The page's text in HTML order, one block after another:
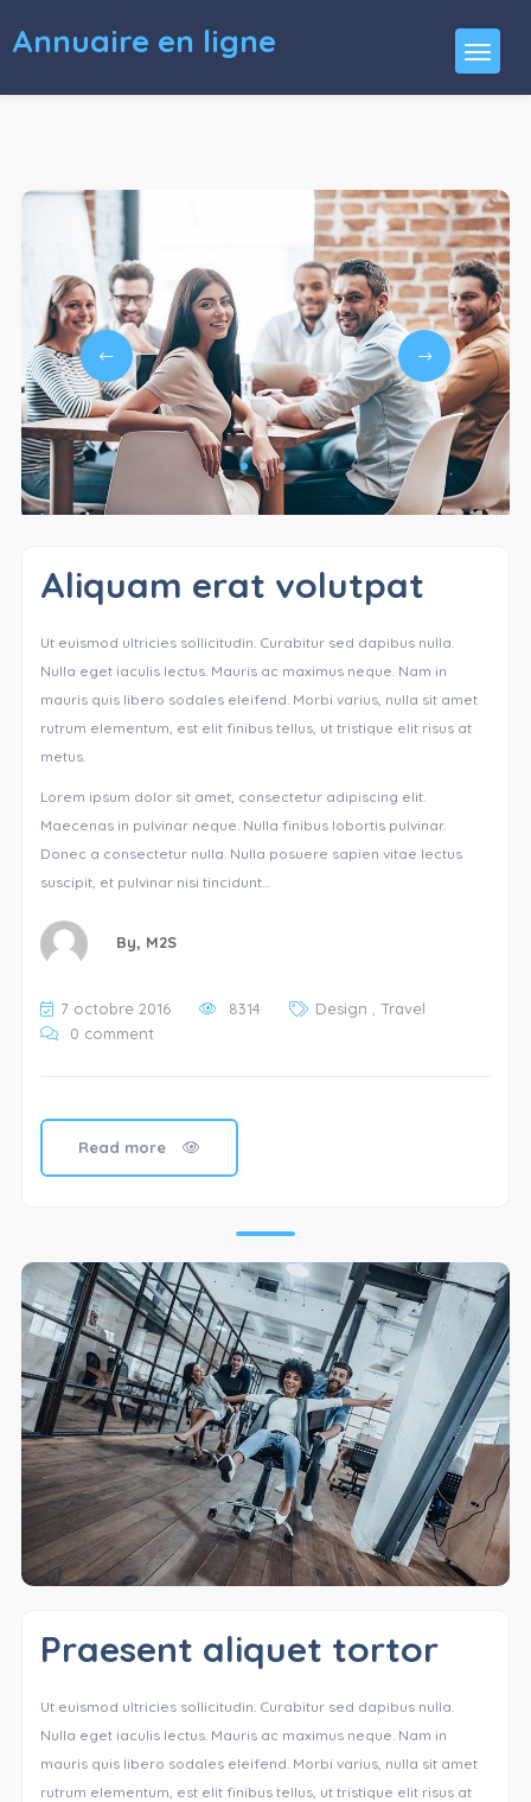
Annuaire en ligne
Aliquam erat volutpat
Ut euismod ultricies sollicitudin. Curabitur sed dapibus nulla.
Nulla eget iaculis lectus. Mauris ac maximus neque. Nam in
mauris quis libero sodales eleifend. Morbi varius, nulla sit amet
rutrum elementum, est elit finibus tellus, ut tristique elit risus at
metus.
Lorem ipsum dolor sit amet, consectetur adipiscing elit.
Maecenas in pulvinar neque. Nulla finibus lobortis pulvinar.
Donec a consectetur nulla. Nulla posuere sapien vitae lectus
suscipit, et pulvinar nisi tincidunt…
By, M2S
7 octobre 2016 8314 Design
Travel
0 comment
Read more
Praesent aliquet tortor
Ut euismod ultricies sollicitudin. Curabitur sed dapibus nulla.
Nulla eget iaculis lectus. Mauris ac maximus neque. Nam in
mauris quis libero sodales eleifend. Morbi varius, nulla sit amet
rutrum elementum, est elit finibus tellus, ut tristique elit risus at